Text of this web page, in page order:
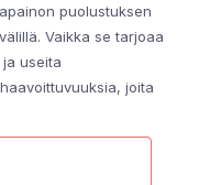
puolustuksen
Vaikka se tarjoaa
useita
joita